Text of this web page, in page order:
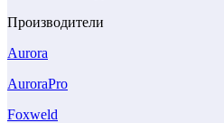
Производители
Aurora
AuroraPro
Foxweld